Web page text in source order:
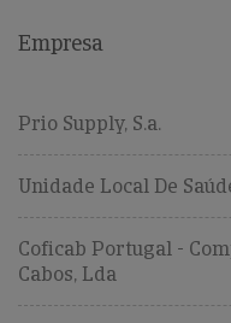
Empresa
Prio Supply, S.a.
Unidade Local De
Coficab Portugal -
Cabos, Lda